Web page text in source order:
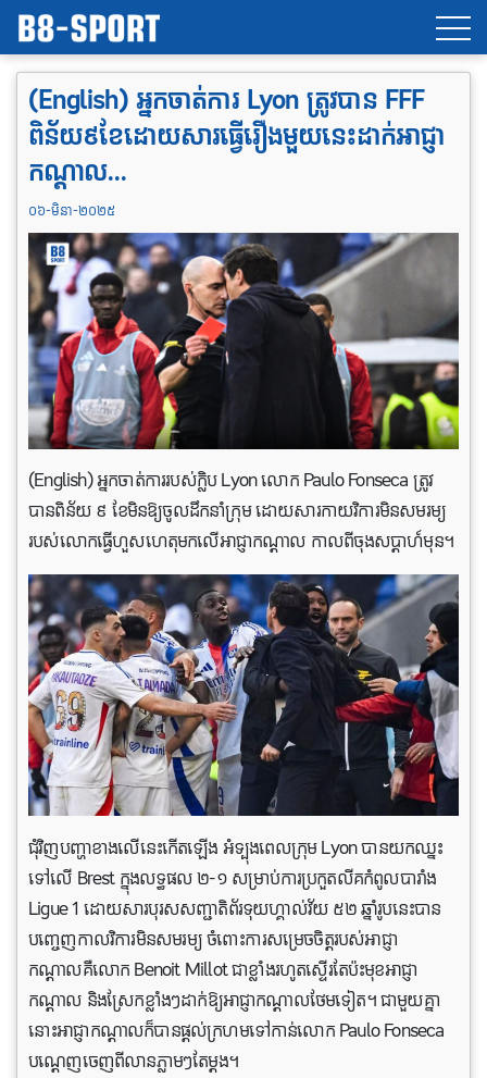
(English) អ្នកចាត់ការ Lyon ត្រូវបាន FFF
ពិន័យ៩ខែដោយសារធ្វើរឿងមួយនេះដាក់អាជ្ញា
កណ្តាល…
០៦-មិនា-២០២៥
(English) អ្នកចាត់ការរបស់ក្លិប Lyon លោក Paulo Fonseca ត្រូវ
បានពិន័យ ៩ ខែមិនឱ្យចូលដឹកនាំក្រុម ដោយសារកាយវិការមិនសមរម្យ
របស់លោកធ្វើហួសហេតុមកលើអាជ្ញាកណ្តាល កាលពីចុងសប្តាហ៍មុន។
ជុំវិញបញ្ហាខាងលើ​នេះ​កើត​ឡើង អំទ្បុងពេលក្រុម Lyon ​បាន​យក​ឈ្នះ​
ទៅ​លើ​ Brest ក្នុងលទ្ធផល ២-១ សម្រាប់ការប្រកួតលីគកំពូលបារាំង
Ligue 1 ដោយសារបុរសសញ្ជាតិព័រទុយហ្គាល់វ័យ ៥២ ឆ្នាំរូបនេះបាន
បញ្ចេញកាលវិការមិនសមរម្យ ចំពោះការសម្រេចចិត្តរបស់អាជ្ញា
កណ្តាលគឺលោក Benoit Millot ជាខ្លាំងរហូតស្ទើរតែប៉ះមុខអាជ្ញា
កណ្តាល និងស្រែកខ្លាំងៗដាក់ឱ្យអាជ្ញាកណ្តាលថែមទៀត។ ជាមួយគ្នា
នោះអាជ្ញាកណ្តាលក៏បានផ្តល់ក្រហមទៅកាន់លោក Paulo Fonseca
បណ្តេញចេញពីលានភ្លាមៗតែម្តង។